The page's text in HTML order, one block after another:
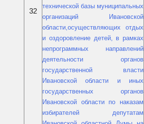
32
технической базы муниципальных
организаций Ивановской
области,осуществляющих отдых
и оздоровление детей, в рамках
непрограммных направлений
деятельности органов
государственной власти
Ивановской области и иных
государственных органов
Ивановской области по наказам
избирателей депутатам